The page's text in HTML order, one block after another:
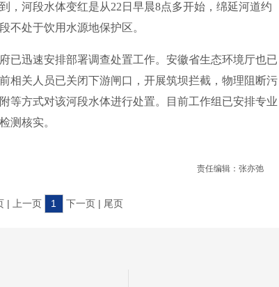
河段水体变红是从22日早晨8点多开始，绵延河道约
不处于饮用水源地保护区。
迅速安排部署调查处置工作。安徽省生态环境厅也已
相关人员已关闭下游闸口，开展筑坝拦截，物理阻断污
等方式对该河段水体进行处置。目前工作组已安排专业
测核实。
责任编辑：张亦弛
| 上一页 1 下一页 | 尾页